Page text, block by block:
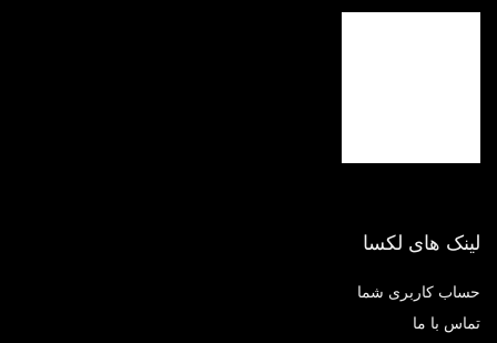
لینک های لکسا
حساب کاربری شما
تماس با ما